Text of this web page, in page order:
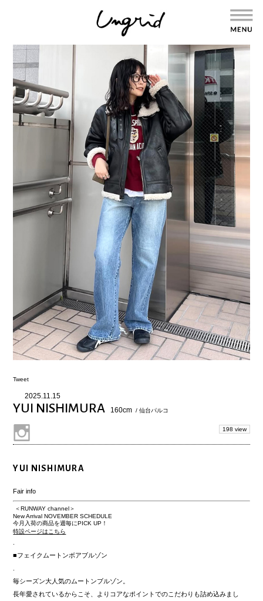
Tweet
2025.11.15
YUI NISHIMURA 160cm / 仙台パルコ
198 view
YUI NISHIMURA
Fair info
＜RUNWAY channel＞
New Arrival NOVEMBER SCHEDULE
今月入荷の商品を週毎にPICK UP！
特設ページはこちら
■フェイクムートンボアブルゾン
毎シーズン大人気のムートンブルゾン。
長年愛されているからこそ、よりコアなポイントでのこだわりも詰め込みまし